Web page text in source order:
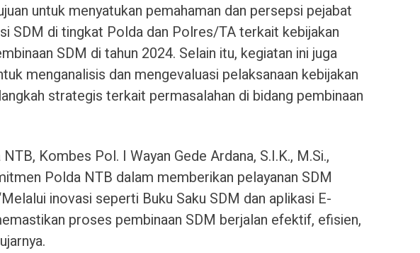
untuk menyatukan pemahaman dan persepsi pejabat
SDM di tingkat Polda dan Polres/TA terkait kebijakan
SDM di tahun 2024. Selain itu, kegiatan ini juga
menganalisis dan mengevaluasi pelaksanaan kebijakan
strategis terkait permasalahan di bidang pembinaan
Kombes Pol. I Wayan Gede Ardana, S.I.K., M.Si.,
Polda NTB dalam memberikan pelayanan SDM
inovasi seperti Buku Saku SDM dan aplikasi E-
proses pembinaan SDM berjalan efektif, efisien,